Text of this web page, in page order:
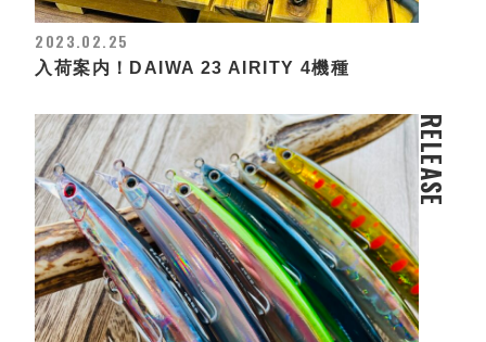
2023.02.25
入荷案内！DAIWA 23 AIRITY 4機種
RELEASE